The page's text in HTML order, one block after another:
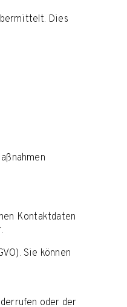
Dies
Kontaktdaten
Sie können
oder der